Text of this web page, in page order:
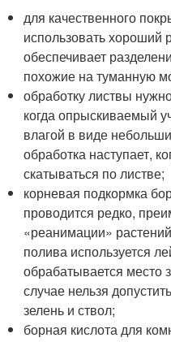
для качественного
использовать хороший
обеспечивает
похожие на туманную
обработку листвы
когда опрыскиваемый
влагой в виде
обработка наступает,
скатываться по листве;
корневая подкормка
проводится редко,
«реанимации»
полива используется
обрабатывается место
случае нельзя
зелень и ствол;
борная кислота для